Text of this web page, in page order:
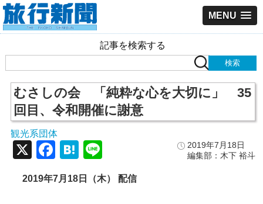
MENU
記事を検索する
むさしの会 「純粋な心を大切に」 35
回目、令和開催に謝意
観光系団体
2019年7月18日
編集部：木下 裕斗
X Facebook
Hatena
2019年7月18日（木） 配信